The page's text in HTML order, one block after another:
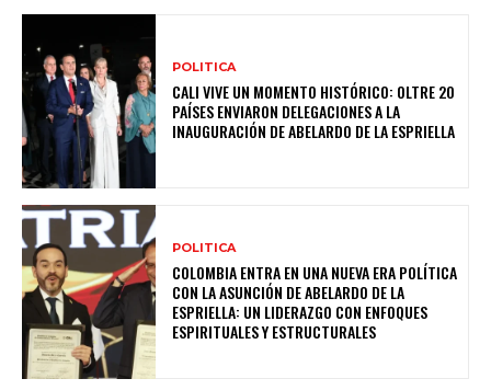
POLITICA
CALI VIVE UN MOMENTO HISTÓRICO: OLTRE 20
PAÍSES ENVIARON DELEGACIONES A LA
INAUGURACIÓN DE ABELARDO DE LA ESPRIELLA
POLITICA
COLOMBIA ENTRA EN UNA NUEVA ERA POLÍTICA
CON LA ASUNCIÓN DE ABELARDO DE LA
ESPRIELLA: UN LIDERAZGO CON ENFOQUES
ESPIRITUALES Y ESTRUCTURALES